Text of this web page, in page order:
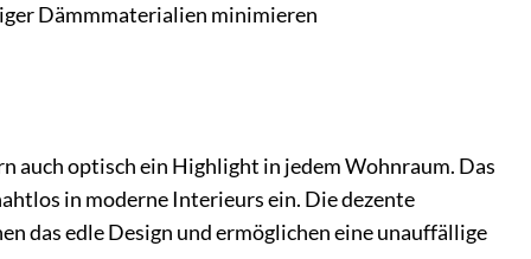
Dämmmaterialien minimieren
auch optisch ein Highlight in jedem Wohnraum. Das
in moderne Interieurs ein. Die dezente
das edle Design und ermöglichen eine unauffällige